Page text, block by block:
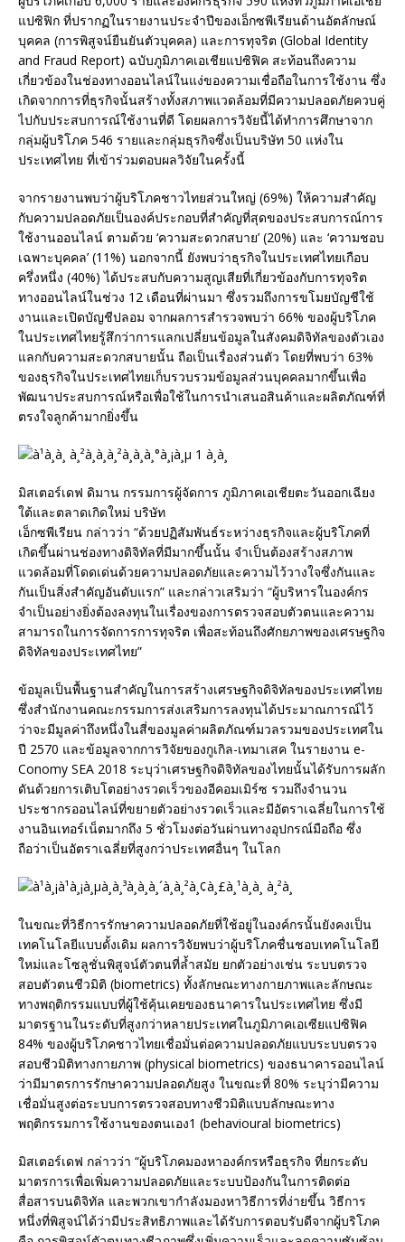
แปซิฟิก ที่ปรากฏในรายงานประจำปีของเอ็กซพีเรียนด้านอัตลักษณ์
บุคคล (การพิสูจน์ยืนยันตัวบุคคล) และการทุจริต (Global Identity
and Fraud Report) ฉบับภูมิภาคเอเชียแปซิฟิค สะท้อนถึงความ
เกี่ยวข้องในช่องทางออนไลน์ในแง่ของความเชื่อถือในการใช้งาน ซึ่ง
เกิดจากการที่ธุรกิจนั้นสร้างทั้งสภาพแวดล้อมที่มีความปลอดภัยควบคู่
ไปกับประสบการณ์ใช้งานที่ดี โดยผลการวิจัยนี้ได้ทำการศึกษาจาก
กลุ่มผู้บริโภค 546 รายและกลุ่มธุรกิจซึ่งเป็นบริษัท 50 แห่งใน
ประเทศไทย ที่เข้าร่วมตอบผลวิจัยในครั้งนี้
จากรายงานพบว่าผู้บริโภคชาวไทยส่วนใหญ่ (69%) ให้ความสำคัญ
กับความปลอดภัยเป็นองค์ประกอบที่สำคัญที่สุดของประสบการณ์การ
ใช้งานออนไลน์ ตามด้วย ‘ความสะดวกสบาย’ (20%) และ ‘ความชอบ
เฉพาะบุคคล’ (11%) นอกจากนี้ ยังพบว่าธุรกิจในประเทศไทยเกือบ
ครึ่งหนึ่ง (40%) ได้ประสบกับความสูญเสียที่เกี่ยวข้องกับการทุจริต
ทางออนไลน์ในช่วง 12 เดือนที่ผ่านมา ซึ่งรวมถึงการขโมยบัญชีใช้
งานและเปิดบัญชีปลอม จากผลการสำรวจพบว่า 66% ของผู้บริโภค
ในประเทศไทยรู้สึกว่าการแลกเปลี่ยนข้อมูลในสังคมดิจิทัลของตัวเอง
แลกกับความสะดวกสบายนั้น ถือเป็นเรื่องส่วนตัว โดยที่พบว่า 63%
ของธุรกิจในประเทศไทยเก็บรวบรวมข้อมูลส่วนบุคคลมากขึ้นเพื่อ
พัฒนาประสบการณ์หรือเพื่อใช้ในการนำเสนอสินค้าและผลิตภัณฑ์ที่
ตรงใจลูกค้ามากยิ่งขึ้น
มิสเตอร์เดฟ ดิมาน กรรมการผู้จัดการ ภูมิภาคเอเชียตะวันออกเฉียง
ใต้และตลาดเกิดใหม่ บริษัท
เอ็กซพีเรียน กล่าวว่า “ด้วยปฏิสัมพันธ์ระหว่างธุรกิจและผู้บริโภคที่
เกิดขึ้นผ่านช่องทางดิจิทัลที่มีมากขึ้นนั้น จำเป็นต้องสร้างสภาพ
แวดล้อมที่โดดเด่นด้วยความปลอดภัยและความไว้วางใจซึ่งกันและ
กันเป็นสิ่งสำคัญอันดับแรก” และกล่าวเสริมว่า “ผู้บริหารในองค์กร
จำเป็นอย่างยิ่งต้องลงทุนในเรื่องของการตรวจสอบตัวตนและความ
สามารถในการจัดการการทุจริต เพื่อสะท้อนถึงศักยภาพของเศรษฐกิจ
ดิจิทัลของประเทศไทย”
ข้อมูลเป็นพื้นฐานสำคัญในการสร้างเศรษฐกิจดิจิทัลของประเทศไทย
ซึ่งสำนักงานคณะกรรมการส่งเสริมการลงทุนได้ประมาณการณ์ไว้
ว่าจะมีมูลค่าถึงหนึ่งในสี่ของมูลค่าผลิตภัณฑ์มวลรวมของประเทศใน
ปี 2570 และข้อมูลจากการวิจัยของกูเกิล-เทมาเสค ในรายงาน e-
Conomy SEA 2018 ระบุว่าเศรษฐกิจดิจิทัลของไทยนั้นได้รับการผลัก
ดันด้วยการเติบโตอย่างรวดเร็วของอีคอมเมิร์ซ รวมถึงจำนวน
ประชากรออนไลน์ที่ขยายตัวอย่างรวดเร็วและมีอัตราเฉลี่ยในการใช้
งานอินเทอร์เน็ตมากถึง 5 ชั่วโมงต่อวันผ่านทางอุปกรณ์มือถือ ซึ่ง
ถือว่าเป็นอัตราเฉลี่ยที่สูงกว่าประเทศอื่นๆ ในโลก
ในขณะที่วิธีการรักษาความปลอดภัยที่ใช้อยู่ในองค์กรนั้นยังคงเป็น
เทคโนโลยีแบบดั้งเดิม ผลการวิจัยพบว่าผู้บริโภคชื่นชอบเทคโนโลยี
ใหม่และโซลูชั่นพิสูจน์ตัวตนที่ล้ำสมัย ยกตัวอย่างเช่น ระบบตรวจ
สอบตัวตนชีวมิติ (biometrics) ทั้งลักษณะทางกายภาพและลักษณะ
ทางพฤติกรรมแบบที่ผู้ใช้คุ้นเคยของธนาคารในประเทศไทย ซึ่งมี
มาตรฐานในระดับที่สูงกว่าหลายประเทศในภูมิภาคเอเซียแปซิฟิค
84% ของผู้บริโภคชาวไทยเชื่อมั่นต่อความปลอดภัยแบบระบบตรวจ
สอบชีวมิติทางกายภาพ (physical biometrics) ของธนาคารออนไลน์
ว่ามีมาตรการรักษาความปลอดภัยสูง ในขณะที่ 80% ระบุว่ามีความ
เชื่อมั่นสูงต่อระบบการตรวจสอบทางชีวมิติแบบลักษณะทาง
พฤติกรรมการใช้งานของตนเอง1 (behavioural biometrics)
มิสเตอร์เดฟ กล่าวว่า “ผู้บริโภคมองหาองค์กรหรือธุรกิจ ที่ยกระดับ
มาตรการเพื่อเพิ่มความปลอดภัยและระบบป้องกันในการติดต่อ
สื่อสารบนดิจิทัล และพวกเขากำลังมองหาวิธีการที่ง่ายขึ้น วิธีการ
หนึ่งที่พิสูจน์ได้ว่ามีประสิทธิภาพและได้รับการตอบรับดีจากผู้บริโภค